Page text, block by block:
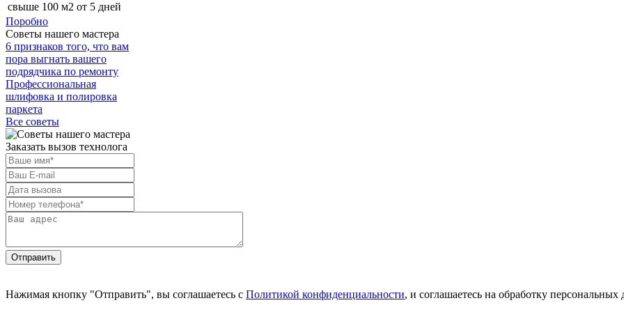
свыше 100 м2 от 5 дней
Поробно
Советы нашего мастера
6 признаков того, что вам
пора выгнать вашего
подрядчика по ремонту
Профессиональная
шлифовка и полировка
паркета
Все советы
Заказать вызов технолога
Отправить
Нажимая кнопку "Отправить", вы соглашаетесь с Политикой конфиденциальности, и соглашаетесь на обработку персональных